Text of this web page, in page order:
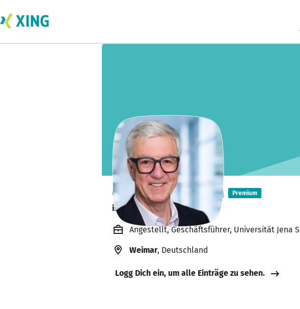
Carlo Ungermann Premium
ist offen für Projekte. 🔎
Angestellt, Geschäftsführer, Universität Jena
Weimar, Deutschland
Logg Dich ein, um alle Einträge zu sehen.